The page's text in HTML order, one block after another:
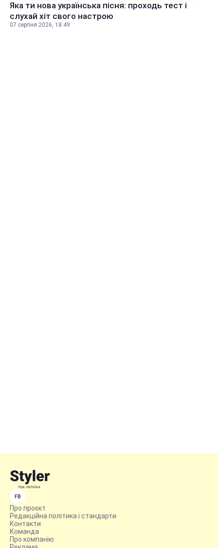
Яка ти нова українська пісня: проходь тест і
слухай хіт свого настрою
07 серпня 2026, 18:49
FB
Про проєкт
Редакційна політика і стандарти
Контакти
Команда
Про компанію